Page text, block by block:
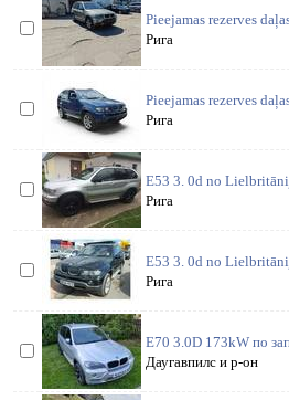
Pieejamas rezerves
Рига
Pieejamas rezerves
Рига
E53 3. 0d no
Рига
E53 3. 0d no
Рига
E70 3.0D 173kW по
Даугавпилс и р-он